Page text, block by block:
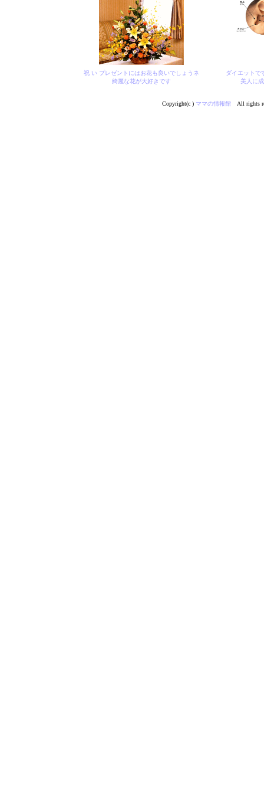
祝 い プレゼントにはお花も良いでしょうネ
綺麗な花が大好きです
ダイエットで
美人に
Copyright(c ) ママの情報館All rights